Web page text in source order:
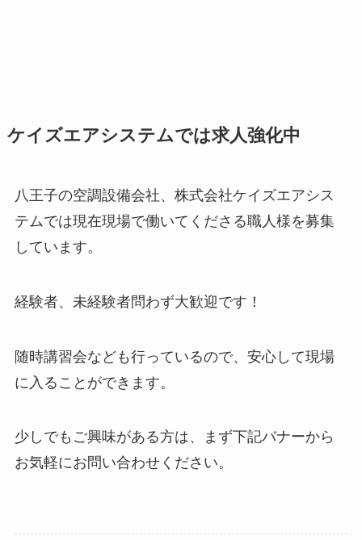
ケイズエアシステムでは求人強化中
八王子の空調設備会社、株式会社ケイズエアシス
テムでは現在現場で働いてくださる職人様を募集
しています。
経験者、未経験者問わず大歓迎です！
随時講習会なども行っているので、安心して現場
に入ることができます。
少しでもご興味がある方は、まず下記バナーから
お気軽にお問い合わせください。